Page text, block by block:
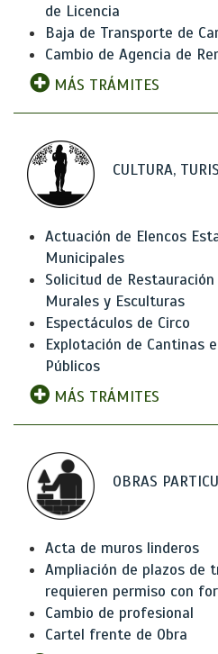
de Licencia
Baja de Transporte de
Cambio de Agencia de
MÁS TRÁMITES
CULTURA,
Actuación de Elencos
Municipales
Solicitud de
Murales y Esculturas
Espectáculos de Circo
Explotación de Cantinas
Públicos
MÁS TRÁMITES
OBRAS
Acta de muros linderos
Ampliación de plazos de
requieren permiso con
Cambio de profesional
Cartel frente de Obra